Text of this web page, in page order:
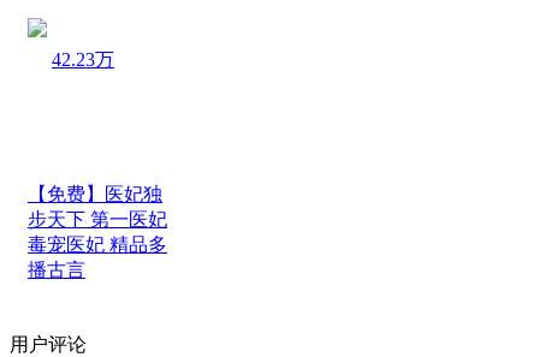
42.23万
【免费】医妃独
步天下 第一医妃
毒宠医妃 精品多
播古言
用户评论